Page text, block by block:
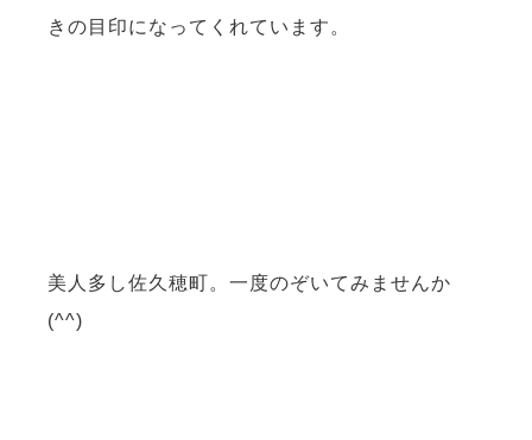
きの目印になってくれています。
美人多し佐久穂町。一度のぞいてみませんか
(^^)